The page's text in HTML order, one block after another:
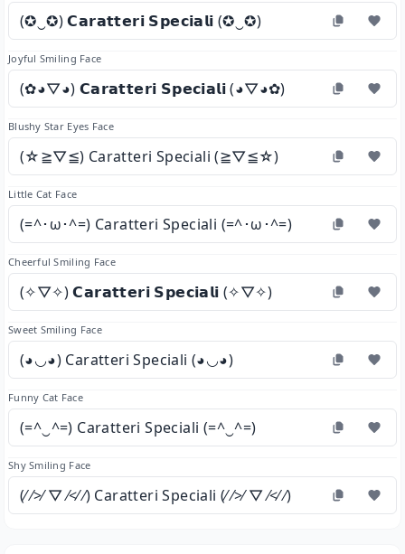
(✪‿✪) 𝗖𝗮𝗿𝗮𝘁𝘁𝗲𝗿𝗶 𝗦𝗽𝗲𝗰𝗶𝗮𝗹𝗶 (✪‿✪)
Joyful Smiling Face
(✿◕▽◕) 𝗖𝗮𝗿𝗮𝘁𝘁𝗲𝗿𝗶 𝗦𝗽𝗲𝗰𝗶𝗮𝗹𝗶 (◕▽◕✿)
Blushy Star Eyes Face
(☆≧▽≦) Caratteri Speciali (≧▽≦☆)
Little Cat Face
(=^･ω･^=) Caratteri Speciali (=^･ω･^=)
Cheerful Smiling Face
(✧▽✧) 𝗖𝗮𝗿𝗮𝘁𝘁𝗲𝗿𝗶 𝗦𝗽𝗲𝗰𝗶𝗮𝗹𝗶 (✧▽✧)
Sweet Smiling Face
(◕◡◕) Caratteri Speciali (◕◡◕)
Funny Cat Face
(=^‿^=) Caratteri Speciali (=^‿^=)
Shy Smiling Face
(⁄ ⁄>⁄ ▽ ⁄<⁄ ⁄) Caratteri Speciali (⁄ ⁄>⁄ ▽ ⁄<⁄ ⁄)